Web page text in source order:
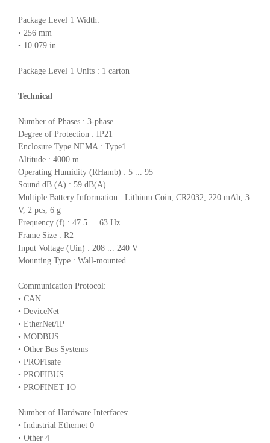
Package Level 1 Width:
• 256 mm
• 10.079 in
Package Level 1 Units : 1 carton
Technical
Number of Phases : 3-phase
Degree of Protection : IP21
Enclosure Type NEMA : Type1
Altitude : 4000 m
Operating Humidity (RHamb) : 5 ... 95
Sound dB (A) : 59 dB(A)
Multiple Battery Information : Lithium Coin, CR2032, 220 mAh, 3
V, 2 pcs, 6 g
Frequency (f) : 47.5 ... 63 Hz
Frame Size : R2
Input Voltage (Uin) : 208 ... 240 V
Mounting Type : Wall-mounted
Communication Protocol:
• CAN
• DeviceNet
• EtherNet/IP
• MODBUS
• Other Bus Systems
• PROFIsafe
• PROFIBUS
• PROFINET IO
Number of Hardware Interfaces:
• Industrial Ethernet 0
• Other 4